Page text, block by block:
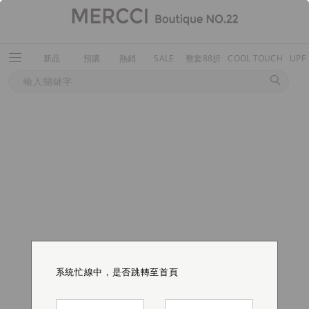
新品 預購 熱銷 SALE 整套88折 COOL TOUCH
系統忙線中，是否跳轉至首頁
系統忙線中，是否跳轉至首頁
系統忙線中，是否跳轉至首頁
系統忙線中，是否跳轉至首頁
系統忙線中，是否跳轉至首頁